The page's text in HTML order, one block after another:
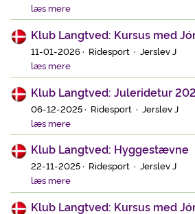
læs mere
Klub Langtved: Kursus med
11-01-2026 · Ridesport · Jerslev J
læs mere
Klub Langtved: Juleridetur
06-12-2025 · Ridesport · Jerslev J
læs mere
Klub Langtved: Hyggestævne
22-11-2025 · Ridesport · Jerslev J
læs mere
Klub Langtved: Kursus med